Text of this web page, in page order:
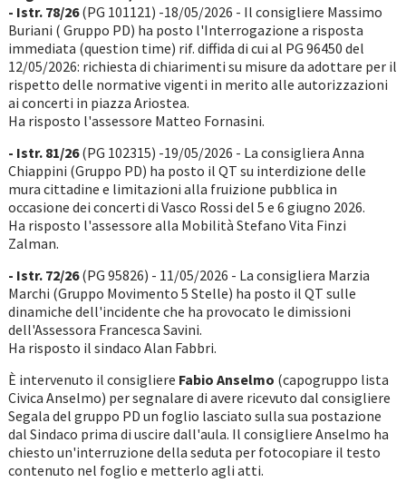
- Istr. 78/26(PG 101121) -18/05/2026 - Il consigliere Massimo
Buriani ( Gruppo PD) ha posto l'Interrogazione a risposta
immediata (question time) rif. diffida di cui al PG 96450 del
12/05/2026: richiesta di chiarimenti su misure da adottare per il
rispetto delle normative vigenti in merito alle autorizzazioni
ai concerti in piazza Ariostea.
Ha risposto l'assessore Matteo Fornasini.
- Istr. 81/26(PG 102315) -19/05/2026 - La consigliera Anna
Chiappini (Gruppo PD) ha posto il QT su interdizione delle
mura cittadine e limitazioni alla fruizione pubblica in
occasione dei concerti di Vasco Rossi del 5 e 6 giugno 2026.
Ha risposto l'assessore alla Mobilità Stefano Vita Finzi
Zalman.
- Istr. 72/26(PG 95826) - 11/05/2026 - La consigliera Marzia
Marchi (Gruppo Movimento 5 Stelle) ha posto il QT sulle
dinamiche dell'incidente che ha provocato le dimissioni
dell'Assessora Francesca Savini.
Ha risposto il sindaco Alan Fabbri.
È intervenuto il consigliere Fabio Anselmo (capogruppo lista
Civica Anselmo) per segnalare di avere ricevuto dal consigliere
Segala del gruppo PD un foglio lasciato sulla sua postazione
dal Sindaco prima di uscire dall'aula. Il consigliere Anselmo ha
chiesto un'interruzione della seduta per fotocopiare il testo
contenuto nel foglio e metterlo agli atti.